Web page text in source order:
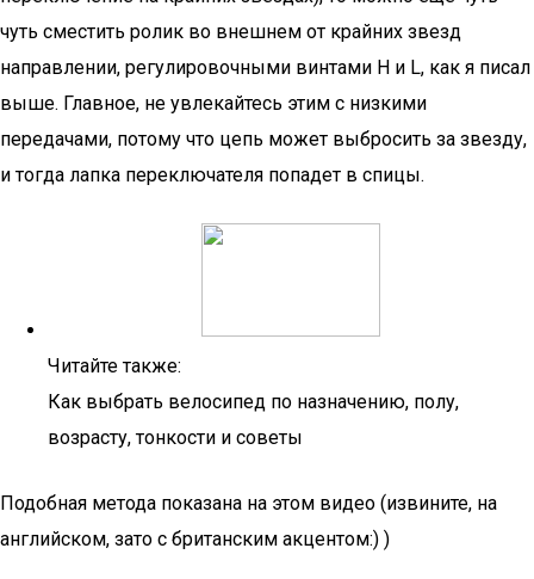
чуть сместить ролик во внешнем от крайних звезд
направлении, регулировочными винтами H и L, как я писал
выше. Главное, не увлекайтесь этим с низкими
передачами, потому что цепь может выбросить за звезду,
и тогда лапка переключателя попадет в спицы.
Читайте также:
Как выбрать велосипед по назначению, полу,
возрасту, тонкости и советы
Подобная метода показана на этом видео (извините, на
английском, зато с британским акцентом:) )